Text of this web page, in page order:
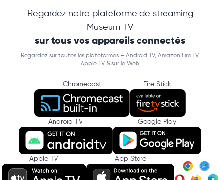
Regardez notre plateforme de streaming
Museum TV
sur tous vos appareils connectés
Regardez sur toutes les plateformes – Android TV, Amazon Fire TV,
Apple TV & sur le Web
Chromecast Fire Stick
Android TV Google Play
Apple TV App Store